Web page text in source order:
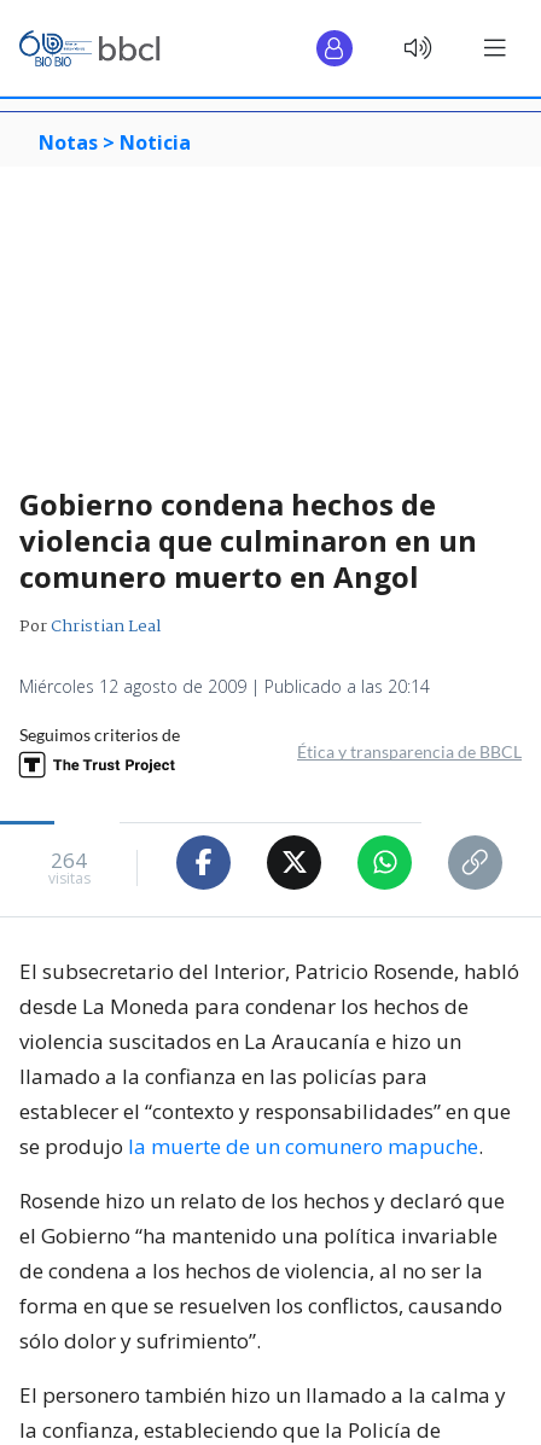
Notas > Noticia
Gobierno condena hechos de
violencia que culminaron en un
comunero muerto en Angol
PorChristian Leal
Miércoles 12 agosto de 2009 | Publicado a las 20:14
Seguimos criterios de
Ética y transparencia de BBCL
264
visitas
El subsecretario del Interior, Patricio Rosende, habló
desde La Moneda para condenar los hechos de
violencia suscitados en La Araucanía e hizo un
llamado a la confianza en las policías para
establecer el “contexto y responsabilidades” en que
se produjo la muerte de un comunero mapuche.
Rosende hizo un relato de los hechos y declaró que
el Gobierno “ha mantenido una política invariable
de condena a los hechos de violencia, al no ser la
forma en que se resuelven los conflictos, causando
sólo dolor y sufrimiento”.
El personero también hizo un llamado a la calma y
la confianza, estableciendo que la Policía de